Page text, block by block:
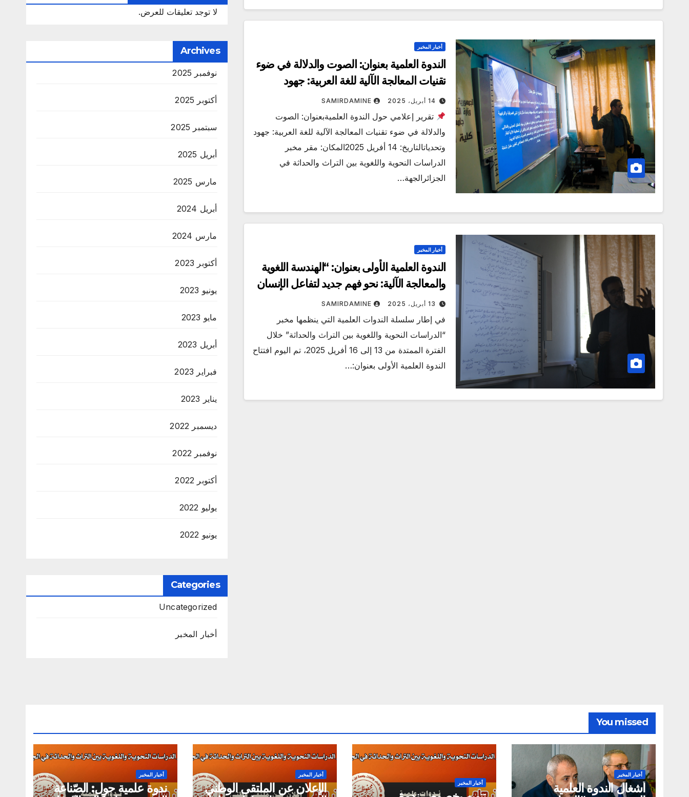
أخبار المخبر
الندوة العلمية بعنوان: الصوت والدلالة في ضوء
تقنيات المعالجة الآلية للغة العربية: جهود
وتحديات
14 أبريل، 2025 SAMIRDAMINE
تقرير إعلامي حول الندوة العلميةبعنوان: الصوت
والدلالة في ضوء تقنيات المعالجة الآلية للغة العربية: جهود
وتحدياتالتاريخ: 14 أفريل 2025المكان: مقر مخبر
الدراسات النحوية واللغوية بين التراث والحداثة في
الجزائرالجهة…
أخبار المخبر
الندوة العلمية الأولى بعنوان: “الهندسة اللغوية
والمعالجة الآلية: نحو فهم جديد لتفاعل الإنسان
والآلة”،
13 أبريل، 2025 SAMIRDAMINE
في إطار سلسلة الندوات العلمية التي ينظمها مخبر
“الدراسات النحوية واللغوية بين التراث والحداثة” خلال
الفترة الممتدة من 13 إلى 16 أفريل 2025، تم اليوم افتتاح
الندوة العلمية الأولى بعنوان:…
لا توجد تعليقات للعرض.
Archives
نوفمبر 2025
أكتوبر 2025
سبتمبر 2025
أبريل 2025
مارس 2025
أبريل 2024
مارس 2024
أكتوبر 2023
يونيو 2023
مايو 2023
أبريل 2023
فبراير 2023
يناير 2023
ديسمبر 2022
نوفمبر 2022
أكتوبر 2022
يوليو 2022
يونيو 2022
Categories
Uncategorized
أخبار المخبر
You missed
أخبار المخبر
أشغال الندوة العلمية
أخبار المخبر
أخبار المخبر
الإعلان عن الملتقى الوطني
أخبار المخبر
ندوة علمية حول: الصّناعة